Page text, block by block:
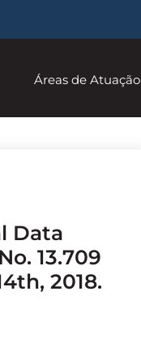
Áreas de Atuação
13.709
2018.